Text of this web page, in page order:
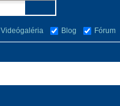
Videógaléria Blog Fórum